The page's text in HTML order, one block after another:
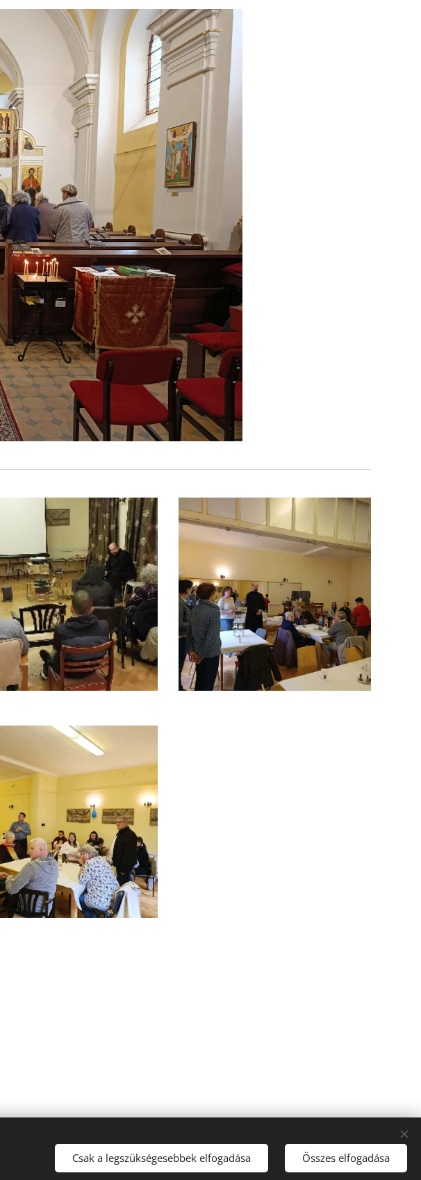
Pécs, Alajos u. 21.Csak a legszükségesebbek elfogadása Összes elfogadása